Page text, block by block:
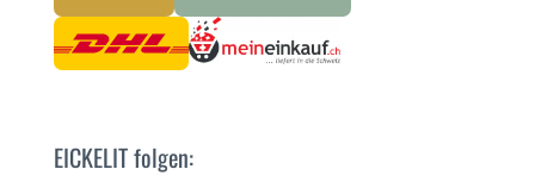
EICKELIT folgen: